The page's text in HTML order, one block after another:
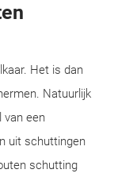
Het is dan
Natuurlijk
van een
uit schuttingen
schutting